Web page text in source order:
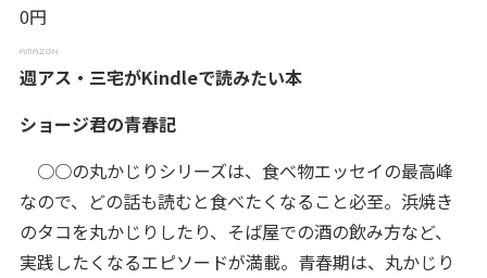
0円
週アス・三宅がKindleで読みたい本
ショージ君の青春記
○○の丸かじりシリーズは、食べ物エッセイの最高峰
なので、どの話も読むと食べたくなること必至。浜焼き
のタコを丸かじりしたり、そば屋での酒の飲み方など、
実践したくなるエピソードが満載。青春期は、丸かじり